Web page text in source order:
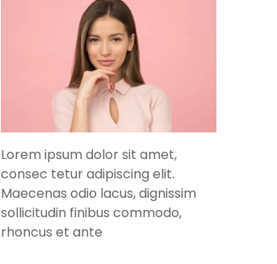
Lorem ipsum dolor sit amet,
consec tetur adipiscing elit.
Maecenas odio lacus, dignissim
sollicitudin finibus commodo,
rhoncus et ante